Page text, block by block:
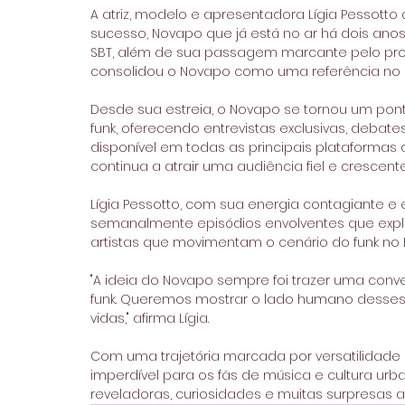
A atriz, modelo e apresentadora Lígia
sucesso, Novapo que já está no ar há dois
SBT, além de sua passagem marcante pelo
consolidou o Novapo como uma referência no
Desde sua estreia, o Novapo se tornou um
funk, oferecendo entrevistas exclusivas,
disponível em todas as principais plataformas
continua a atrair uma audiência fiel e
Lígia Pessotto, com sua energia contagiante
semanalmente episódios envolventes que
artistas que movimentam o cenário do funk no
"A ideia do Novapo sempre foi trazer uma
funk. Queremos mostrar o lado humano
vidas," afirma Lígia.
Com uma trajetória marcada por
imperdível para os fãs de música e cultura
reveladoras, curiosidades e muitas surpresas